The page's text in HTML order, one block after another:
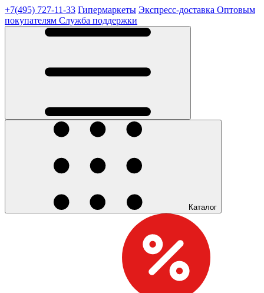
+7(495) 727-11-33 Гипермаркеты Экспресс-доставка Оптовым
покупателям Служба поддержки
Каталог